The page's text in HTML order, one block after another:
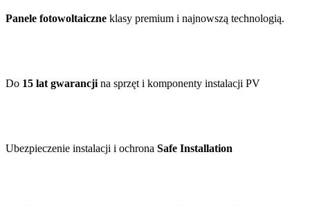
Panele fotowoltaiczne klasy premium i najnowszą technologią.
Do 15 lat gwarancji na sprzęt i komponenty instalacji PV
Ubezpieczenie instalacji i ochrona Safe Installation